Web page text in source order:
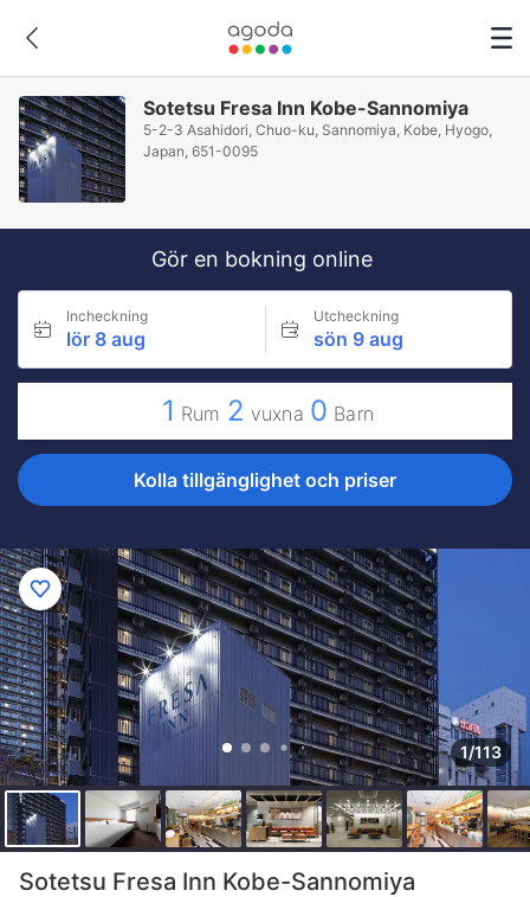
Sotetsu Fresa Inn Kobe-Sannomiya
5-2-3 Asahidori, Chuo-ku, Sannomiya, Kobe, Hyogo,
Japan, 651-0095
Gör en bokning online
Incheckning
lör 8 aug
Utcheckning
sön 9 aug
1 Rum 2 vuxna 0 Barn
Kolla tillgänglighet och priser
1/113
Sotetsu Fresa Inn Kobe-Sannomiya
Stjärnklassificering: 3 stjärnor